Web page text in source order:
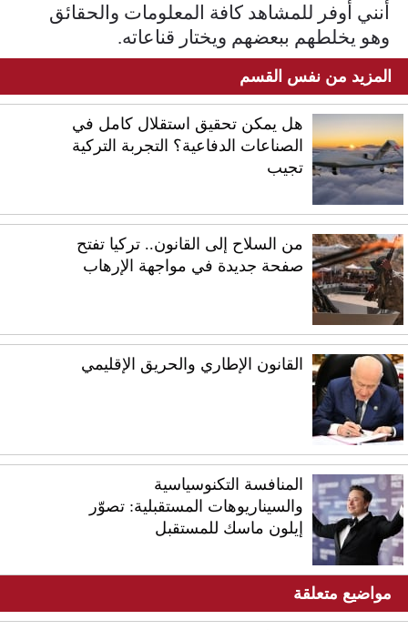
أنني أوفر للمشاهد كافة المعلومات والحقائق
وهو يخلطهم ببعضهم ويختار قناعاته.
المزيد من نفس القسم
هل يمكن تحقيق استقلال كامل في
الصناعات الدفاعية؟ التجربة التركية
تجيب
من السلاح إلى القانون.. تركيا تفتح
صفحة جديدة في مواجهة الإرهاب
القانون الإطاري والحريق الإقليمي
المنافسة التكنوسياسية
والسيناريوهات المستقبلية: تصوّر
إيلون ماسك للمستقبل
مواضيع متعلقة